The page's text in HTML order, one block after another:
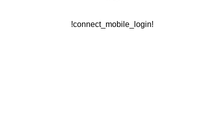
!connect_mobile_login!